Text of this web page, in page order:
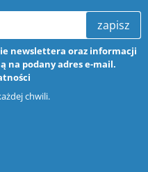
zapisz
newslettera oraz informacji
na podany adres e-mail.
chwili.